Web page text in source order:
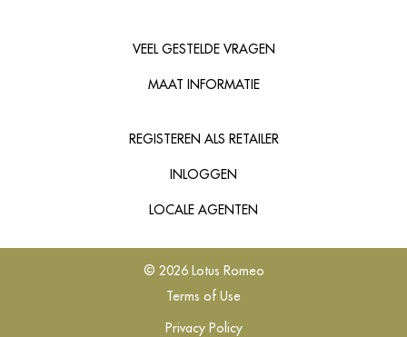
VEEL GESTELDE VRAGEN
MAAT INFORMATIE
REGISTEREN ALS RETAILER
INLOGGEN
LOCALE AGENTEN
© 2026 Lotus Romeo
Terms of Use
Privacy Policy